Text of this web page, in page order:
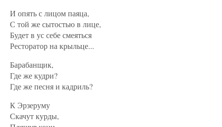
И опять с лицом паяца,
С той же сытостью в лице,
Будет в ус себе смеяться
Ресторатор на крыльце...
Барабанщик,
Где же кудри?
Где же песня и кадриль?
К Эрзеруму
Скачут курды,